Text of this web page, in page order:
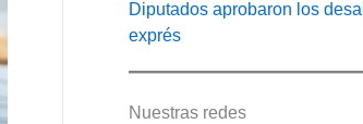
Diputados aprobaron los
exprés
Nuestras redes